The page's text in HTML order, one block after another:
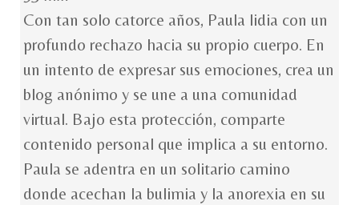
Con tan solo catorce años, Paula lidia con un
profundo rechazo hacia su propio cuerpo. En
un intento de expresar sus emociones, crea un
blog anónimo y se une a una comunidad
virtual. Bajo esta protección, comparte
contenido personal que implica a su entorno.
Paula se adentra en un solitario camino
donde acechan la bulimia y la anorexia en su